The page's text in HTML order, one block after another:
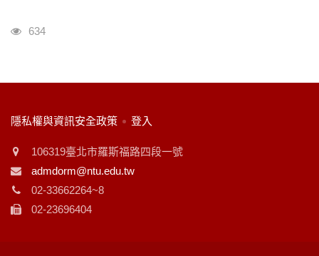
瀏覽人次
634
:::
隱私權與資訊安全政策 登入
106319臺北市羅斯福路四段一號
admdorm@ntu.edu.tw
02-33662264~8
02-23696404